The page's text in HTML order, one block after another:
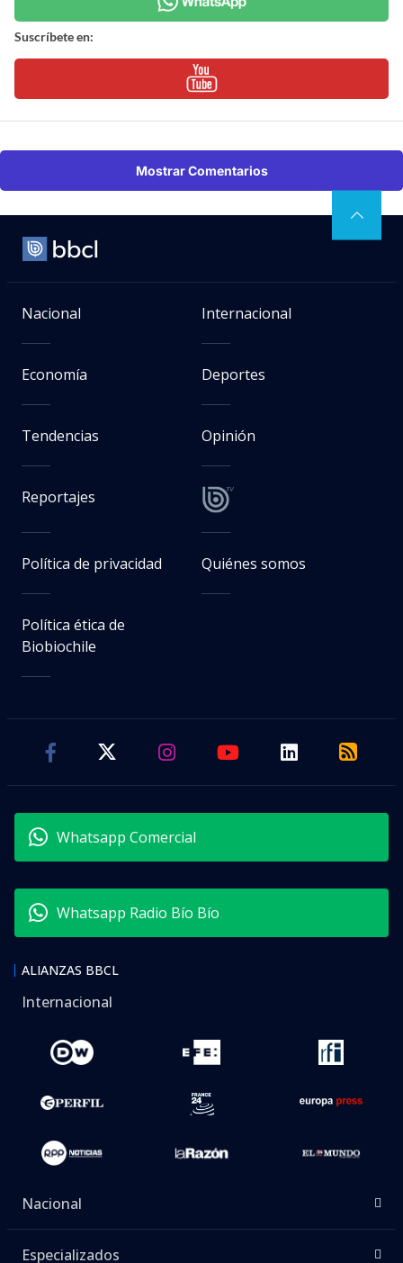
Suscríbete en:
Mostrar Comentarios
Nacional Internacional
Economía Deportes
Tendencias Opinión
Reportajes
Política de privacidad Quiénes somos
Política ética de
Biobiochile
Whatsapp Comercial
Whatsapp Radio Bío Bío
ALIANZAS BBCL
Internacional
Nacional
Especializados